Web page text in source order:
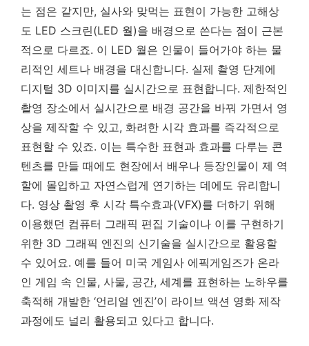
는 점은 같지만, 실사와 맞먹는 표현이 가능한 고해상
도 LED 스크린(LED 월)을 배경으로 쓴다는 점이 근본
적으로 다르죠. 이 LED 월은 인물이 들어가야 하는 물
리적인 세트나 배경을 대신합니다. 실제 촬영 단계에
디지털 3D 이미지를 실시간으로 표현합니다. 제한적인
촬영 장소에서 실시간으로 배경 공간을 바꿔 가면서 영
상을 제작할 수 있고, 화려한 시각 효과를 즉각적으로
표현할 수 있죠. 이는 특수한 표현과 효과를 다루는 콘
텐츠를 만들 때에도 현장에서 배우나 등장인물이 제 역
할에 몰입하고 자연스럽게 연기하는 데에도 유리합니
다. 영상 촬영 후 시각 특수효과(VFX)를 더하기 위해
이용했던 컴퓨터 그래픽 편집 기술이나 이를 구현하기
위한 3D 그래픽 엔진의 신기술을 실시간으로 활용할
수 있어요. 예를 들어 미국 게임사 에픽게임즈가 온라
인 게임 속 인물, 사물, 공간, 세계를 표현하는 노하우를
축적해 개발한 ‘언리얼 엔진’이 라이브 액션 영화 제작
과정에도 널리 활용되고 있다고 합니다.